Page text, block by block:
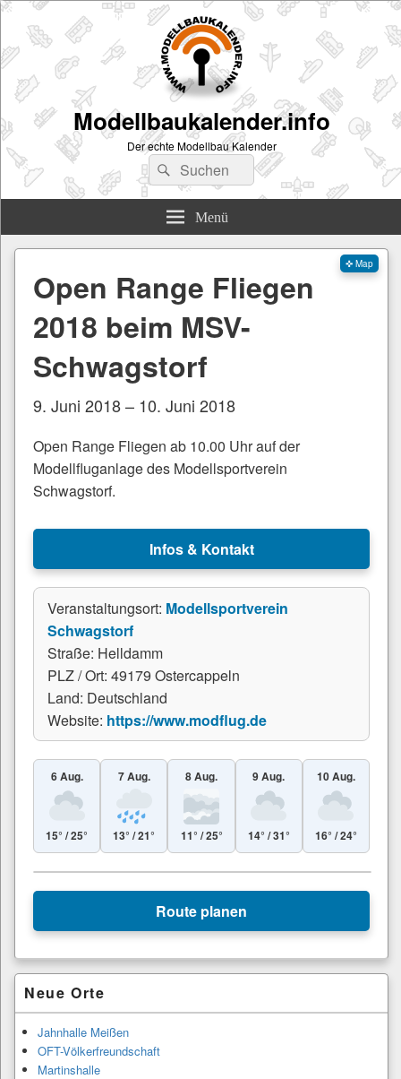
Modellbaukalender.info
Der echte Modellbau Kalender
Suchen
nach:
Suchen
Menü
✜ Map
Open Range Fliegen
2018 beim MSV-
Schwagstorf
9. Juni 2018 – 10. Juni 2018
Open Range Fliegen ab 10.00 Uhr auf der
Modellfluganlage des Modellsportverein
Schwagstorf.
Infos & Kontakt
Veranstaltungsort: Modellsportverein
Schwagstorf
Straße: Helldamm
PLZ / Ort: 49179 Ostercappeln
Land: Deutschland
Website: https://www.modflug.de
6 Aug.
15° / 25°
7 Aug.
13° / 21°
8 Aug.
11° / 25°
9 Aug.
14° / 31°
10 Aug.
16° / 24°
+
Route planen
Primärer
Seitenleisten-
Widgetbereich
Neue Orte
Jahnhalle Meißen
OFT-Völkerfreundschaft
Martinshalle